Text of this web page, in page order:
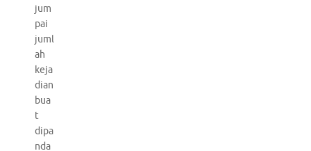
jum
pai
juml
ah
keja
dian
bua
t
dipa
nda